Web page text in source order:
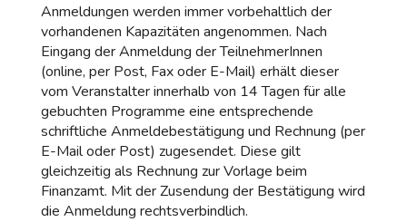
Anmeldungen werden immer vorbehaltlich der
vorhandenen Kapazitäten angenommen. Nach
Eingang der Anmeldung der TeilnehmerInnen
(online, per Post, Fax oder E-Mail) erhält dieser
vom Veranstalter innerhalb von 14 Tagen für alle
gebuchten Programme eine entsprechende
schriftliche Anmeldebestätigung und Rechnung (per
E-Mail oder Post) zugesendet. Diese gilt
gleichzeitig als Rechnung zur Vorlage beim
Finanzamt. Mit der Zusendung der Bestätigung wird
die Anmeldung rechtsverbindlich.